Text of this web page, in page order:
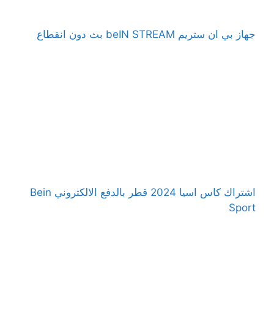
جهاز بي ان ستريم beIN STREAM بث دون انقطاع
اشتراك كاس اسيا 2024 قطر بالدفع الالكتروني Bein
Sport